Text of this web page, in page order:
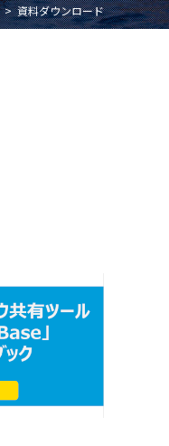
資料ダウンロード